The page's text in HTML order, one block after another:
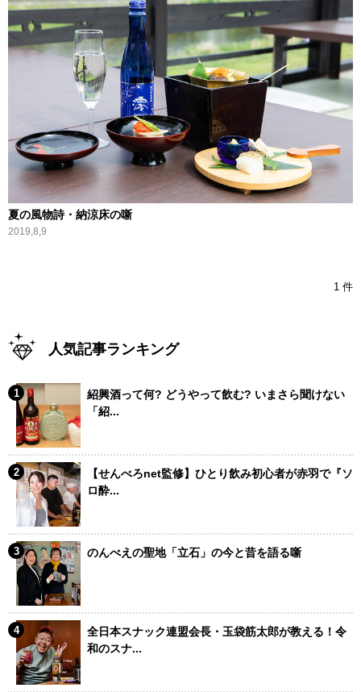
夏の風物詩・納涼床の噺
2019,8,9
1 件
人気記事ランキング
紹興酒って何? どうやって飲む? いまさら聞けない
「紹...
【せんべろnet監修】ひとり飲み初心者が赤羽で『ソ
ロ酔...
のんべえの聖地「立石」の今と昔を語る噺
全日本スナック連盟会長・玉袋筋太郎が教える！令
和のスナ...